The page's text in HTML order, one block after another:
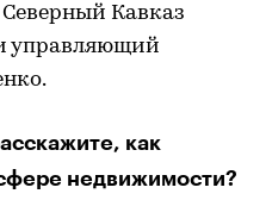
Кавказ
управляющий
как
недвижимости?